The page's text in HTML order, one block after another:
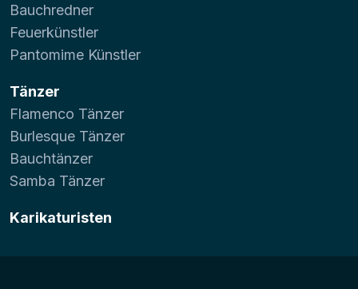
Bauchredner
Feuerkünstler
Pantomime Künstler
Tänzer
Flamenco Tänzer
Burlesque Tänzer
Bauchtänzer
Samba Tänzer
Karikaturisten